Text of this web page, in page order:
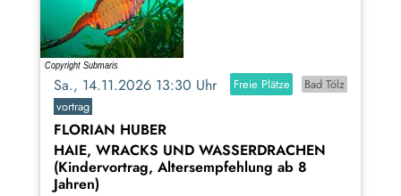
Sa., 14.11.2026 13:30 Uhr Freie Plätze
Bad Tölz
vortrag
FLORIAN HUBER
HAIE, WRACKS UND WASSERDRACHEN
(Kindervortrag, Altersempfehlung ab 8
Jahren)